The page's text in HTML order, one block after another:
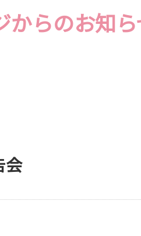
からのお知
会